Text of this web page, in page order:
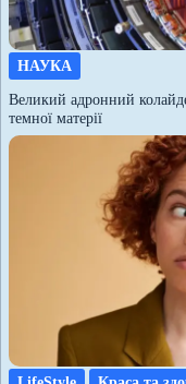
НАУКА
Великий адронний
темної матерії